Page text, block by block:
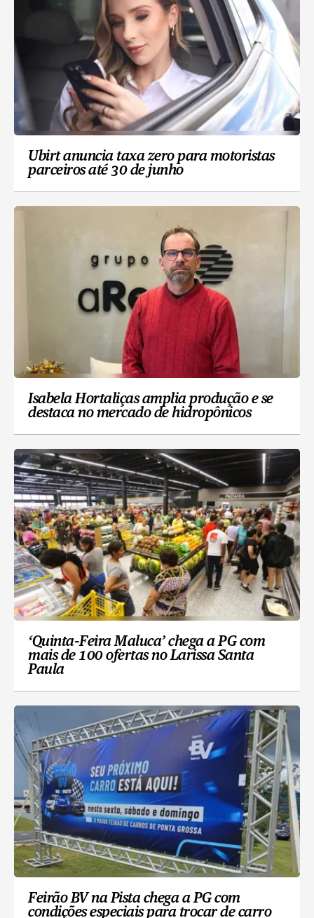
Ubirt anuncia taxa zero para motoristas
parceiros até 30 de junho
Isabela Hortaliças amplia produção e se
destaca no mercado de hidropônicos
‘Quinta-Feira Maluca’ chega a PG com
mais de 100 ofertas no Larissa Santa
Paula
Feirão BV na Pista chega a PG com
condições especiais para trocar de carro